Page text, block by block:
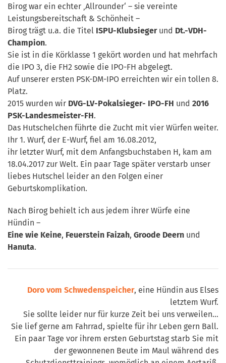
Birog war ein echter ‚Allrounder‘ – sie vereinte
Leistungsbereitschaft & Schönheit –
Birog trägt u.a. die Titel ISPU-Klubsieger und Dt.-VDH-
Champion.
Sie ist in die Körklasse 1 gekört worden und hat mehrfach
die IPO 3, die FH2 sowie die IPO-FH abgelegt.
Auf unserer ersten PSK-DM-IPO erreichten wir ein tollen 8.
Platz.
2015 wurden wir DVG-LV-Pokalsieger- IPO-FH und 2016
PSK-Landesmeister-FH.
Das Hutschelchen führte die Zucht mit vier Würfen weiter.
Ihr 1. Wurf, der E-Wurf, fiel am 16.08.2012,
ihr letzter Wurf, mit dem Anfangsbuchstaben H, kam am
18.04.2017 zur Welt. Ein paar Tage später verstarb unser
liebes Hutschel leider an den Folgen einer
Geburtskomplikation.
Nach Birog behielt ich aus jedem ihrer Würfe eine
Hündin –
Eine wie Keine, Feuerstein Faizah, Groode Deern und
Hanuta.
Doro vom Schwedenspeicher, eine Hündin aus Elses
letztem Wurf.
Sie sollte leider nur für kurze Zeit bei uns verweilen…
Sie lief gerne am Fahrrad, spielte für ihr Leben gern Ball.
Ein paar Tage vor ihrem ersten Geburtstag starb Sie mit
der gewonnenen Beute im Maul während des